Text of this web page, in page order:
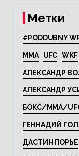
Метки
#PODDUBNY
MMA UFC WKF
АЛЕКСАНДР
АЛЕКСАНДР
БОКС/MMA/
ГЕННАДИЙ
ДАСТИН ПОРЬЕ